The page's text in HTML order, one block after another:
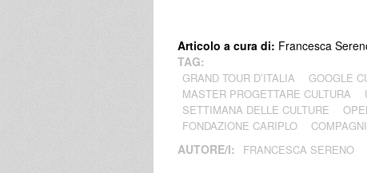
Articolo a cura di: Francesca
TAG:
GRAND TOUR D’ITALIA GOOGLE
MASTER PROGETTARE CULTURA
SETTIMANA DELLE CULTURE
FONDAZIONE CARIPLO
AUTORE/I: FRANCESCA SERENO